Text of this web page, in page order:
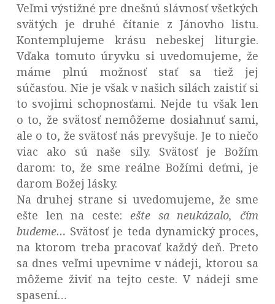
Veľmi výstižné pre dnešnú slávnosť všetkých
svätých je druhé čítanie z Jánovho listu.
Kontemplujeme krásu nebeskej liturgie.
Vďaka tomuto úryvku si uvedomujeme, že
máme plnú možnosť stať sa tiež jej
súčasťou. Nie je však v našich silách zaistiť si
to svojimi schopnosťami. Nejde tu však len
o to, že svätosť nemôžeme dosiahnuť sami,
ale o to, že svätosť nás prevyšuje. Je to niečo
viac ako sú naše sily. Svätosť je Božím
darom: to, že sme reálne Božími deťmi, je
darom Božej lásky.
Na druhej strane si uvedomujeme, že sme
ešte len na ceste: ešte sa neukázalo, čím
budeme… Svätosť je teda dynamický proces,
na ktorom treba pracovať každý deň. Preto
sa dnes veľmi upevnime v nádeji, ktorou sa
môžeme živiť na tejto ceste. V nádeji sme
spasení…